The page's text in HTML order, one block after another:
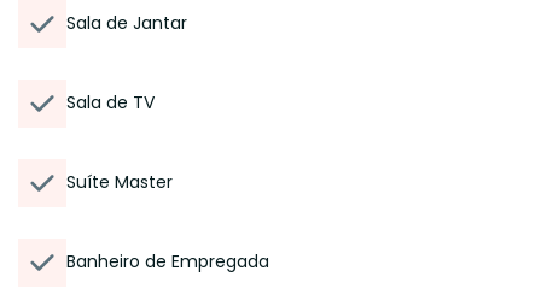
Sala de Jantar
Sala de TV
Suíte Master
Banheiro de Empregada